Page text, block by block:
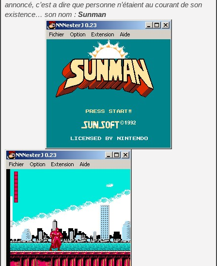
annoncé, c’est a dire que personne n’étaient au courant de son
existence… son nom : Sunman